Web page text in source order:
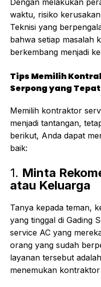
Dengan melakukan
waktu, risiko
Teknisi yang
bahwa setiap masalah
berkembang menjadi
Tips Memilih
Serpong yang Tepat
Memilih kontraktor
menjadi tantangan,
berikut, Anda dapat
baik:
1. Minta
atau Keluarga
Tanya kepada teman,
yang tinggal di Gading
service AC yang
orang yang sudah
layanan tersebut
menemukan